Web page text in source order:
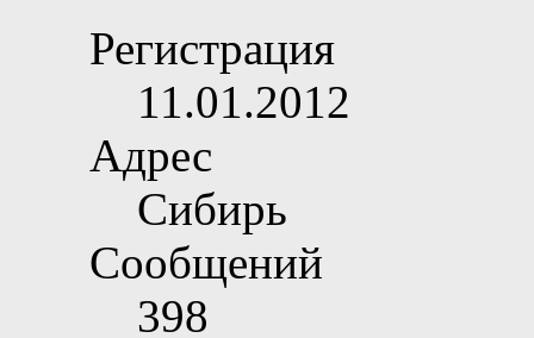
Регистрация
11.01.2012
Адрес
Сибирь
Сообщений
398